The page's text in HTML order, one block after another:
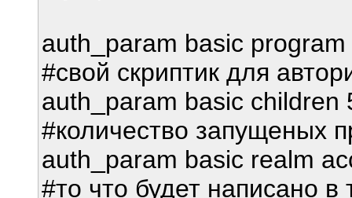
auth_param basic
#свой скриптик для
auth_param basic children
#количество запущеных
auth_param basic realm
#то что будет написано в